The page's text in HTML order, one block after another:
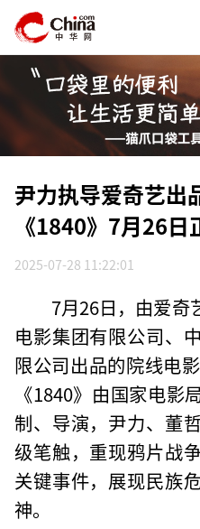
尹力执导爱奇艺出
《1840》7月26日
2025-07-28 11:22:01
7月26日，由爱奇
电影集团有限公司、
限公司出品的院线电
《1840》由国家电影
制、导演，尹力、董
级笔触，重现鸦片战
关键事件，展现民族
神。